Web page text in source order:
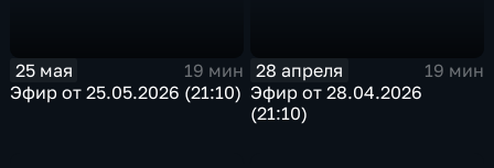
25 мая
19 мин
Эфир от 25.05.2026 (21:10)
28 апреля
19 мин
Эфир от 28.04.2026
(21:10)